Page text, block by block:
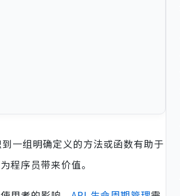
一组明确定义的方法或函数有助于
程序员带来价值。